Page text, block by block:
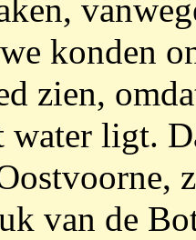
konden
zien,
water ligt.
van de